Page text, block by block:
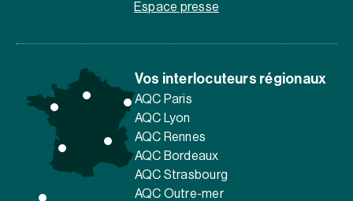
Espace presse
Vos interlocuteurs régionaux
AQC Paris
AQC Lyon
AQC Rennes
AQC Bordeaux
AQC Strasbourg
AQC Outre-mer